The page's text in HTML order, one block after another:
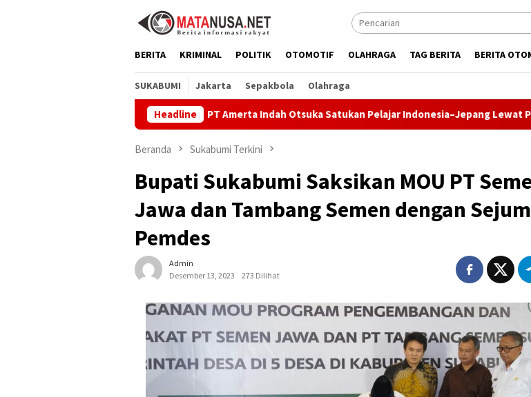
BERITA KRIMINAL POLITIK OTOMOTIF OLAHRAGA TAG BERITA BERITA
SUKABUMI Jakarta Sepakbola Olahraga
Headline
PT Amerta Indah Otsuka Satukan Pelajar Indonesia–Jepang Lewat Pertukaran
Beranda Sukabumi Terkini
Bupati Sukabumi Saksikan MOU PT
Jawa dan Tambang Semen dengan
Pemdes
Admin
Desember 13, 2023
273 Dilihat